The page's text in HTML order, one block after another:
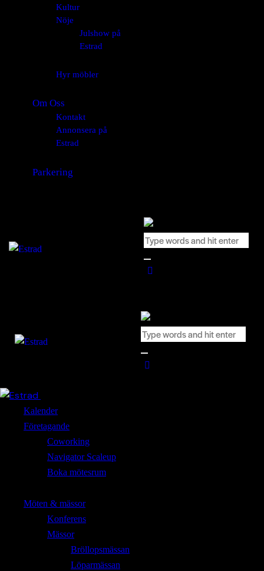
Kultur
Nöje
Julshow på
Estrad
Hyr möbler
Om Oss
Kontakt
Annonsera på
Estrad
Parkering
Kalender
Företagande
Coworking
Navigator Scaleup
Boka mötesrum
Möten & mässor
Konferens
Mässor
Bröllopsmässan
Löparmässan